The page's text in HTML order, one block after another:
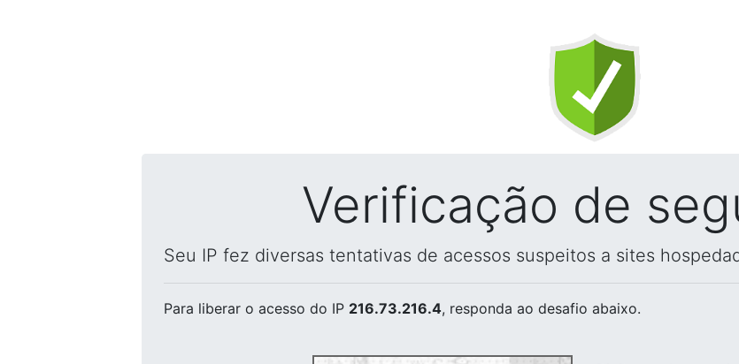
Verificação de
Seu IP fez diversas tentativas de acessos suspeitos a sites
Para liberar o acesso do IP 216.73.216.4, responda ao desafio abaixo.